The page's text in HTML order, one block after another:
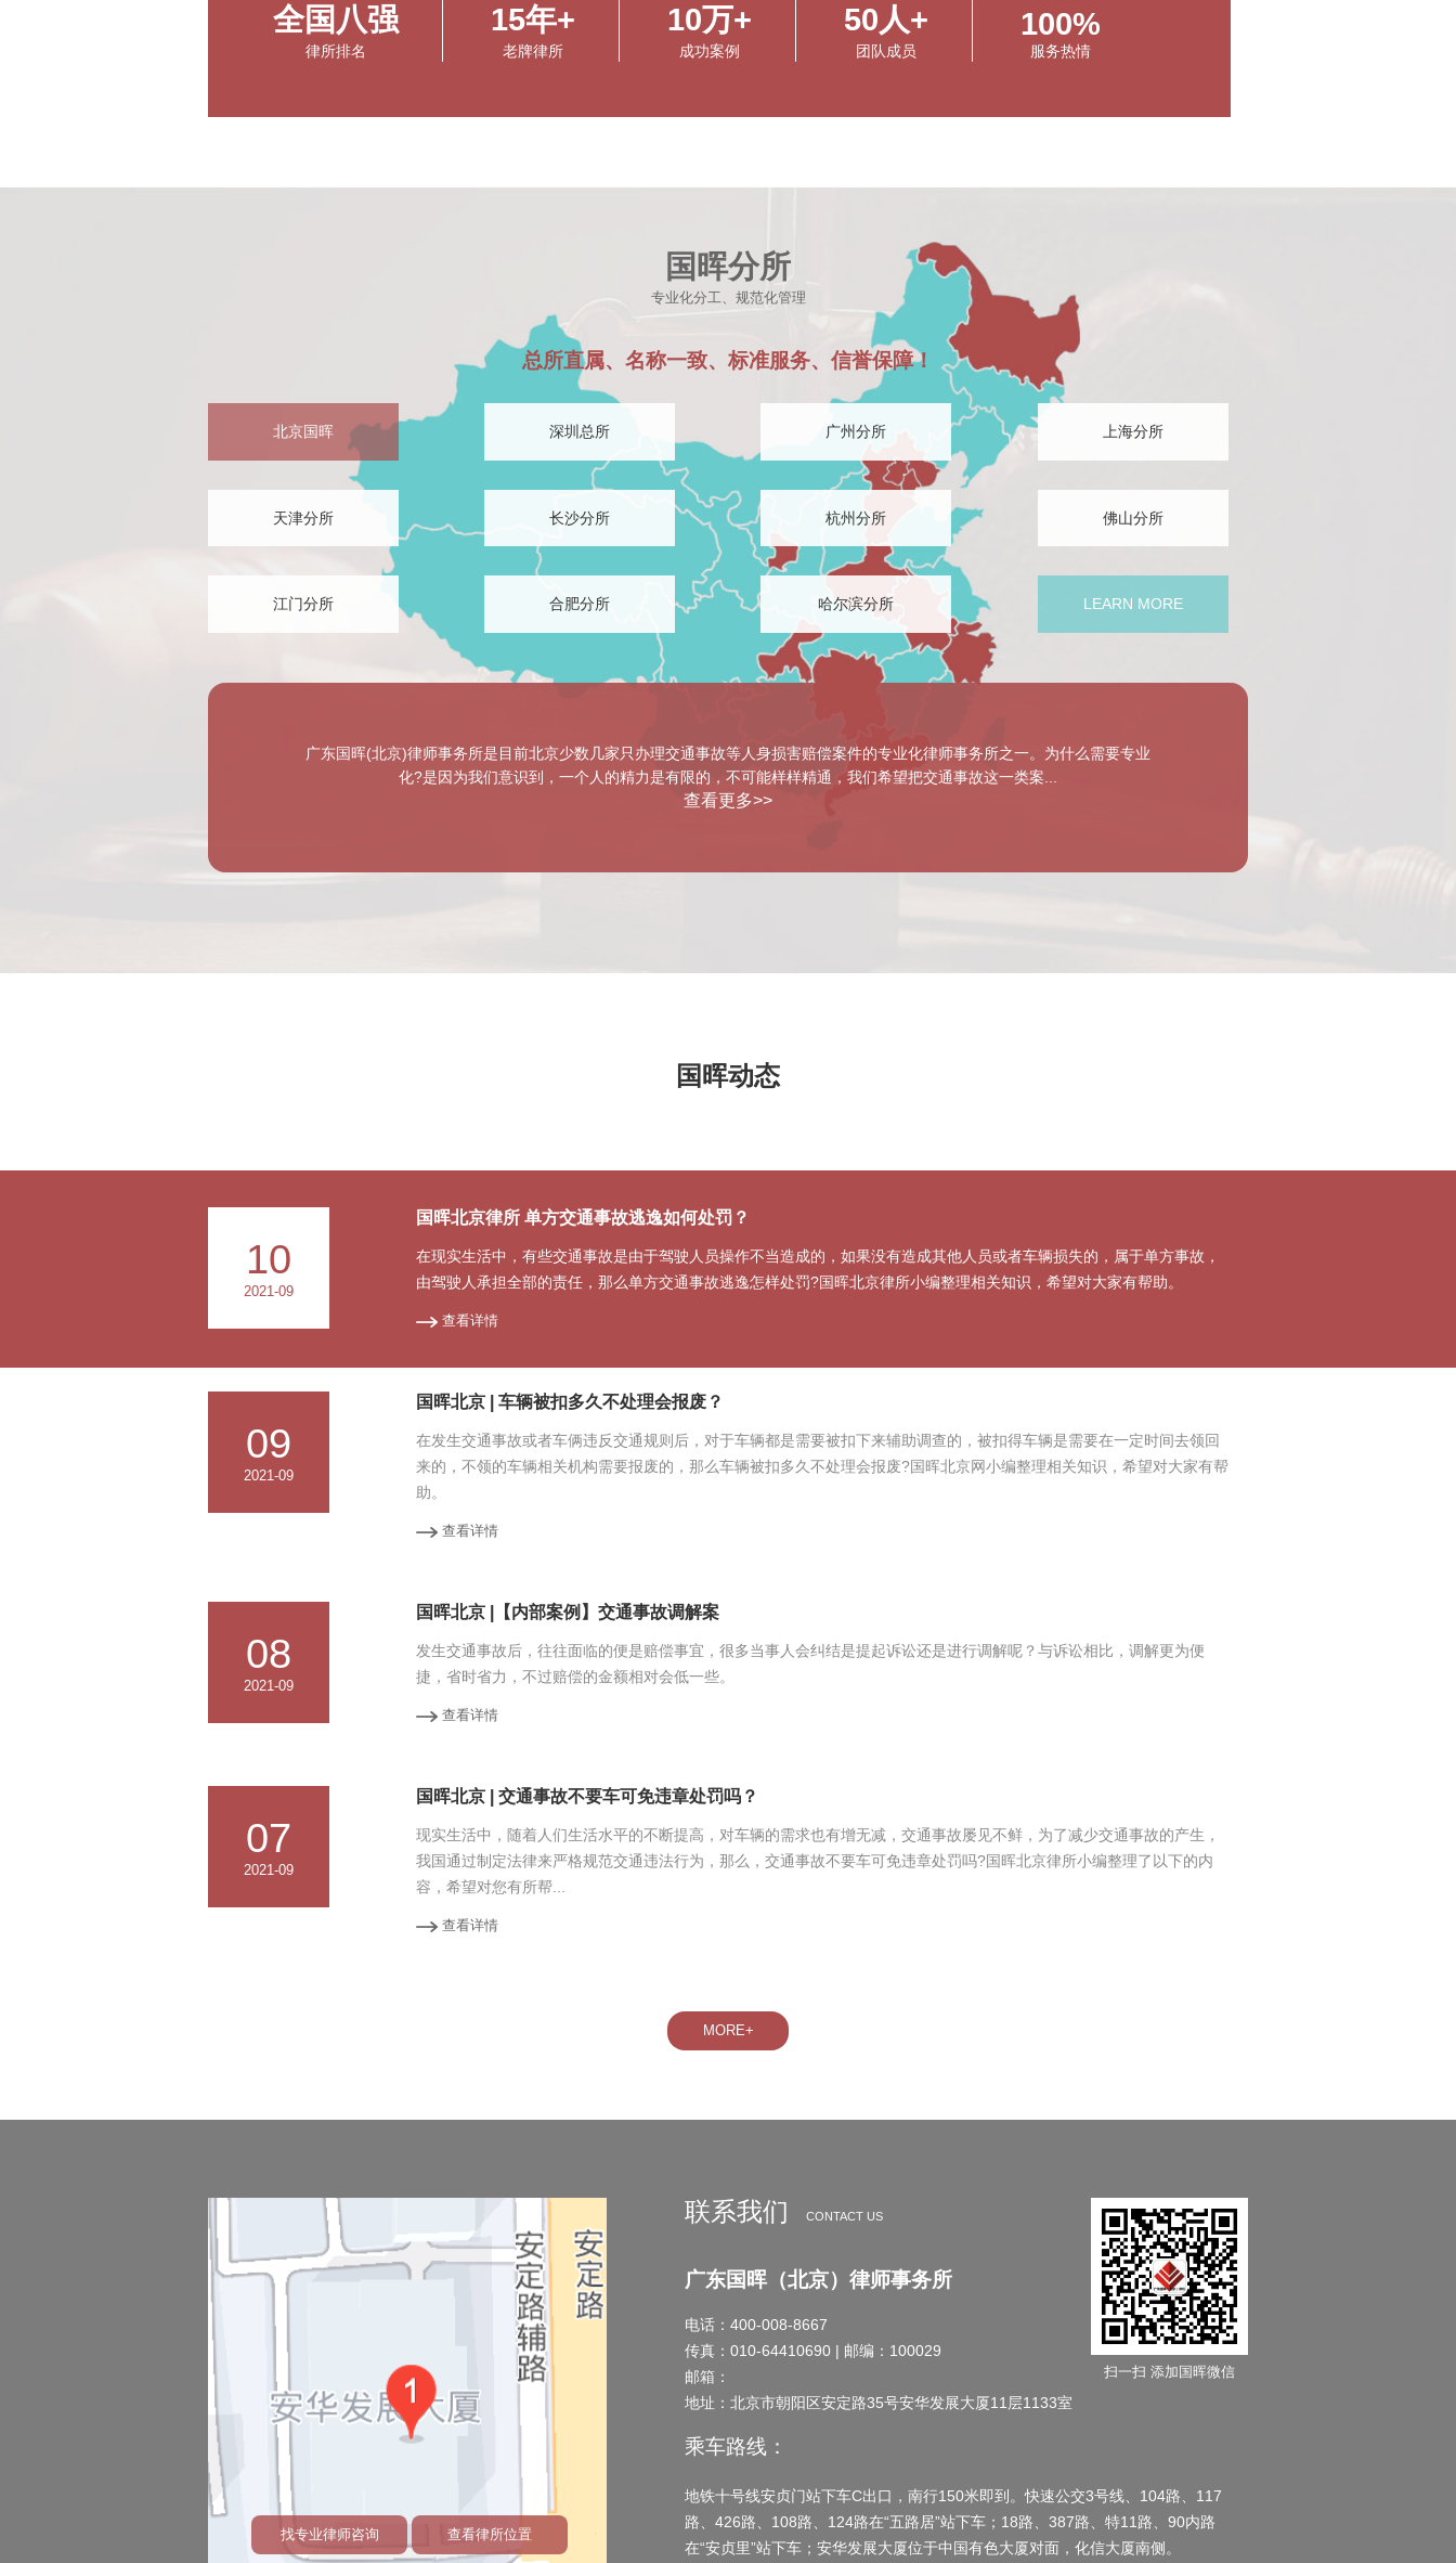
第二，看案件管理。拥有“交通事故案件管理系统软件”的律师所。因为我们积累了多年的办案经验，拥有专业的团队，投入大量的时间和精力，才取得今
天的成果。
质量。
第六，看专业经验。我们每个律师每月至少要出庭20次以上，30多个助理天天往返于各个法院、交警队、医院，因此积累了丰富办案经验和社会资源。
全国八强
律所排名
15年+
老牌律所
10万+
成功案例
50人+
团队成员
100%
服务热情
国晖分所
专业化分工、规范化管理
总所直属、名称一致、标准服务、信誉保障！
北京国晖 深圳总所 广州分所 上海分所
天津分所 长沙分所 杭州分所 佛山分所
江门分所 合肥分所 哈尔滨分所 LEARN MORE
广东国晖(北京)律师事务所是目前北京少数几家只办理交通事故等人身损害赔偿案件的专业化律师事务所之一。为什么需要专业
化?是因为我们意识到，一个人的精力是有限的，不可能样样精通，我们希望把交通事故这一类案...
查看更多>>
国晖动态
10
2021-09
国晖北京律所 单方交通事故逃逸如何处罚？
在现实生活中，有些交通事故是由于驾驶人员操作不当造成的，如果没有造成其他人员或者车辆损失的，属于单方事故，
由驾驶人承担全部的责任，那么单方交通事故逃逸怎样处罚?国晖北京律所小编整理相关知识，希望对大家有帮助。
查看详情
09
2021-09
国晖北京 | 车辆被扣多久不处理会报废？
在发生交通事故或者车俩违反交通规则后，对于车辆都是需要被扣下来辅助调查的，被扣得车辆是需要在一定时间去领回
来的，不领的车辆相关机构需要报废的，那么车辆被扣多久不处理会报废?国晖北京网小编整理相关知识，希望对大家有帮
助。
查看详情
08
2021-09
国晖北京 |【内部案例】交通事故调解案
发生交通事故后，往往面临的便是赔偿事宜，很多当事人会纠结是提起诉讼还是进行调解呢？与诉讼相比，调解更为便
捷，省时省力，不过赔偿的金额相对会低一些。
查看详情
07
2021-09
国晖北京 | 交通事故不要车可免违章处罚吗？
现实生活中，随着人们生活水平的不断提高，对车辆的需求也有增无减，交通事故屡见不鲜，为了减少交通事故的产生，
我国通过制定法律来严格规范交通违法行为，那么，交通事故不要车可免违章处罚吗?国晖北京律所小编整理了以下的内
容，希望对您有所帮...
查看详情
MORE+
找专业律师咨询 查看律所位置
联系我们 CONTACT US
广东国晖（北京）律师事务所
电话：400-008-8667
传真：010-64410690 | 邮编：100029
邮箱：
地址：北京市朝阳区安定路35号安华发展大厦11层1133室
扫一扫 添加国晖微信
乘车路线：
地铁十号线安贞门站下车C出口，南行150米即到。快速公交3号线、104路、117
路、426路、108路、124路在“五路居”站下车；18路、387路、特11路、90内路
在“安贞里”站下车；安华发展大厦位于中国有色大厦对面，化信大厦南侧。